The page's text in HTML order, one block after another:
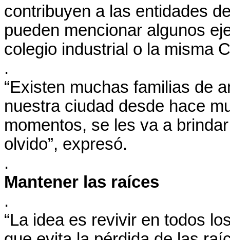
contribuyen a las entidades
pueden mencionar algunos
colegio industrial o la misma
.
“Existen muchas familias de
nuestra ciudad desde hace
momentos, se les va a
olvido”, expresó.
.
Mantener las raíces
.
“La idea es revivir en todos